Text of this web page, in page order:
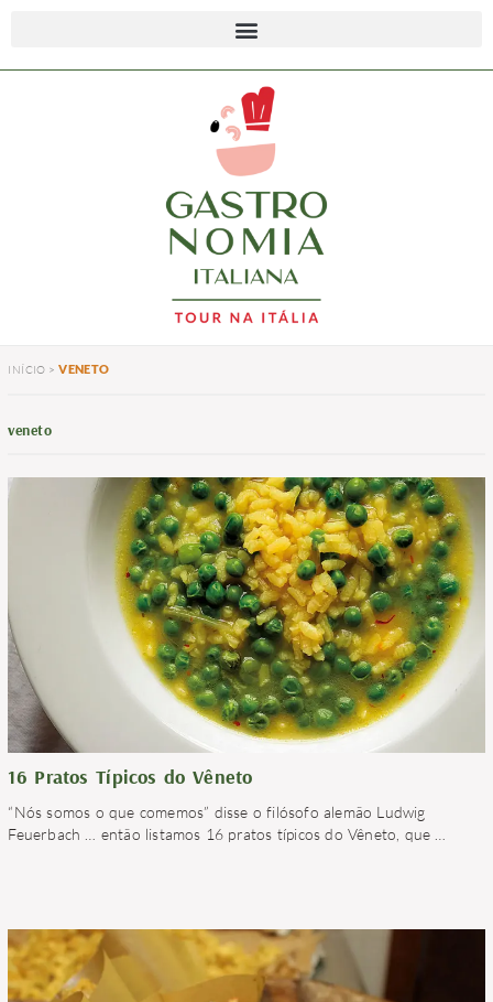
INÍCIO >VENETO
veneto
16 Pratos Típicos do Vêneto
“Nós somos o que comemos” disse o filósofo alemão Ludwig
Feuerbach … então listamos 16 pratos típicos do Vêneto, que